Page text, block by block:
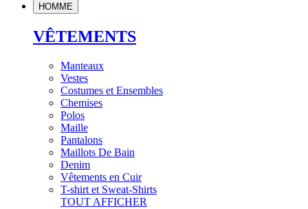
HOMME
VÊTEMENTS
Manteaux
Vestes
Costumes et Ensembles
Chemises
Polos
Maille
Pantalons
Maillots De Bain
Denim
Vêtements en Cuir
T-shirt et Sweat-Shirts
TOUT AFFICHER